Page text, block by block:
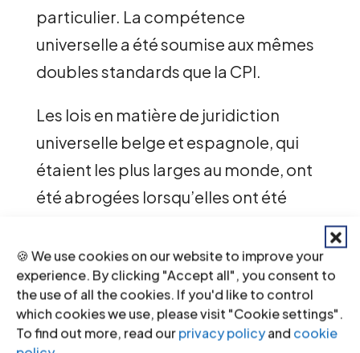
🍪 We use cookies on our website to improve your
experience. By clicking "Accept all", you consent to
the use of all the cookies. If you'd like to control
which cookies we use, please visit "Cookie settings".
To find out more, read ourprivacy policyand cookie
particulier. La compétence
universelle a été soumise aux mêmes
doubles standards que la CPI.
Les lois en matière de juridiction
universelle belge et espagnole, qui
étaient les plus larges au monde, ont
été abrogées lorsqu’elles ont été
actions de superpuissances.
Mais bon nombre des cas les plus
réussis ont été ceux dans lesquels les